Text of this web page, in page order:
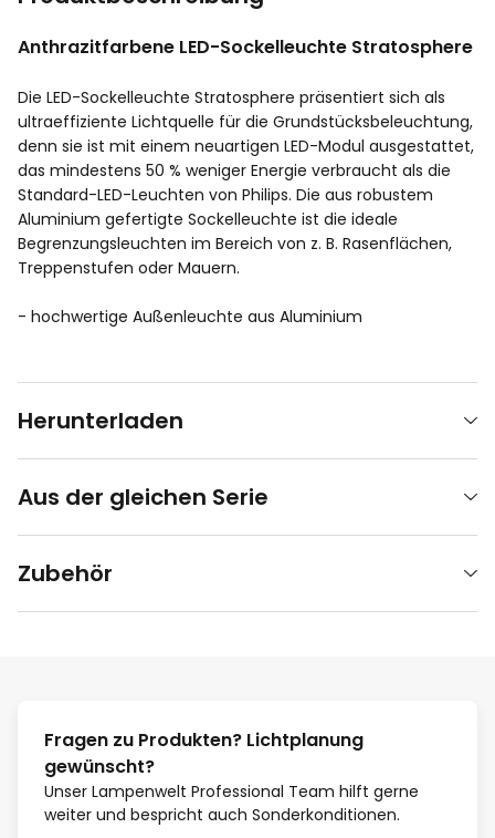
Anthrazitfarbene LED-Sockelleuchte Stratosphere
Die LED-Sockelleuchte Stratosphere präsentiert sich als
ultraeffiziente Lichtquelle für die Grundstücksbeleuchtung,
denn sie ist mit einem neuartigen LED-Modul ausgestattet,
das mindestens 50 % weniger Energie verbraucht als die
Standard-LED-Leuchten von Philips. Die aus robustem
Aluminium gefertigte Sockelleuchte ist die ideale
Begrenzungsleuchten im Bereich von z. B. Rasenflächen,
Treppenstufen oder Mauern.
- hochwertige Außenleuchte aus Aluminium
Herunterladen
Aus der gleichen Serie
Zubehör
Fragen zu Produkten? Lichtplanung
gewünscht?
Unser Lampenwelt Professional Team hilft gerne
weiter und bespricht auch Sonderkonditionen.